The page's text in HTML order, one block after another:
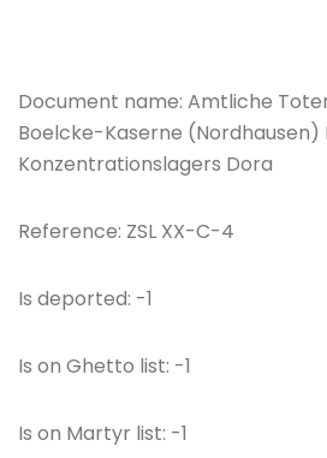
Document name: Amtliche
Boelcke-Kaserne (Nordhausen)
Konzentrationslagers Dora
Reference: ZSL XX-C-4
Is deported: -1
Is on Ghetto list: -1
Is on Martyr list: -1